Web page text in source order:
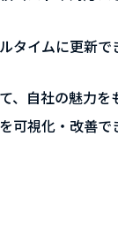
タイムに更新で
、自社の魅力を
可視化・改善で